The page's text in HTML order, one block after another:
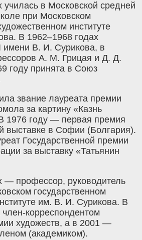
училась в Московской средней
при Московском
институте
В 1962–1968 годах
В. И. Сурикова, в
А. М. Грицая и Д. Д.
году принята в Союз
звание лауреата премии
за картину «Казнь
1976 году — первая премия
выставке в Софии (Болгария).
Государственной премии
за выставку «Татьянин
— профессор, руководитель
государственном
им. В. И. Сурикова. В
член-корреспондентом
художеств, а в 2001 —
(академиком).